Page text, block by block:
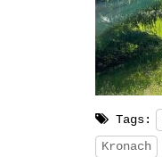
Tags:
Kronach